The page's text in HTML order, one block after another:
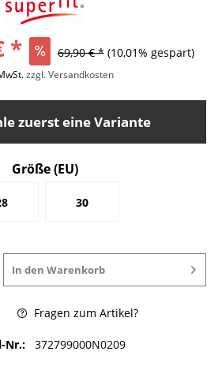
* 69,90 € * (10,01% gespart)
zzgl. Versandkosten
zuerst eine Variante
Größe (EU)
30
In den Warenkorb
Fragen zum Artikel?
Nr.: 372799000N0209